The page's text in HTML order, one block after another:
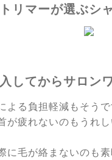
トリマーが選ぶシ
してからサロン
よる負担軽減もそう
疲れないのもうれし
毛が絡まないのも素